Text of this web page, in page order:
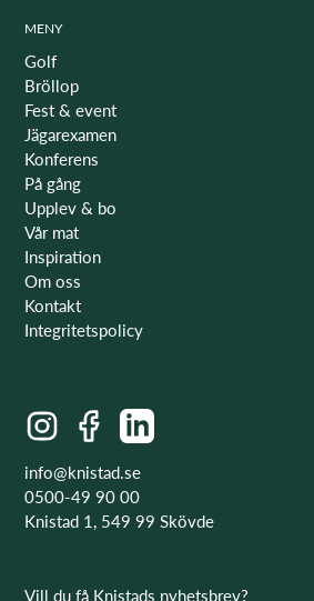
MENY
Golf
Bröllop
Fest & event
Jägarexamen
Konferens
På gång
Upplev & bo
Vår mat
Inspiration
Om oss
Kontakt
Integritetspolicy
info@knistad.se
0500-49 90 00
Knistad 1, 549 99 Skövde
Vill du få Knistads nyhetsbrev?